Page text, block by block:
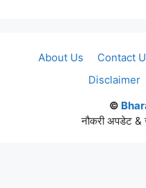
About Us Contact
Disclaimer
©
नौकरी अपडेट &